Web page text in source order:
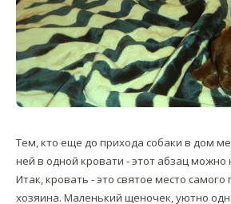
Тем, кто еще до прихода собаки в дом
ней в одной кровати - этот абзац можно
Итак, кровать - это святое место самого
хозяина. Маленький щеночек, уютно